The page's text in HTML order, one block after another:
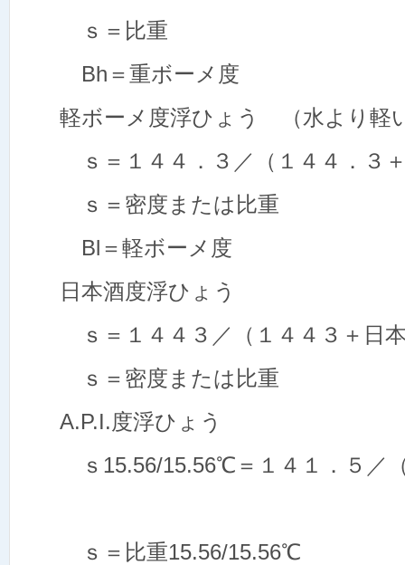
ｓ＝比重
Bh＝重ボーメ度
軽ボーメ度浮ひょう （水より軽
ｓ＝１４４．３／（１４４．３
ｓ＝密度または比重
Bl＝軽ボーメ度
日本酒度浮ひょう
ｓ＝１４４３／（１４４３＋日
ｓ＝密度または比重
A.P.I.度浮ひょう
ｓ15.56/15.56℃＝１４１．５／
ｓ＝比重15.56/15.56℃